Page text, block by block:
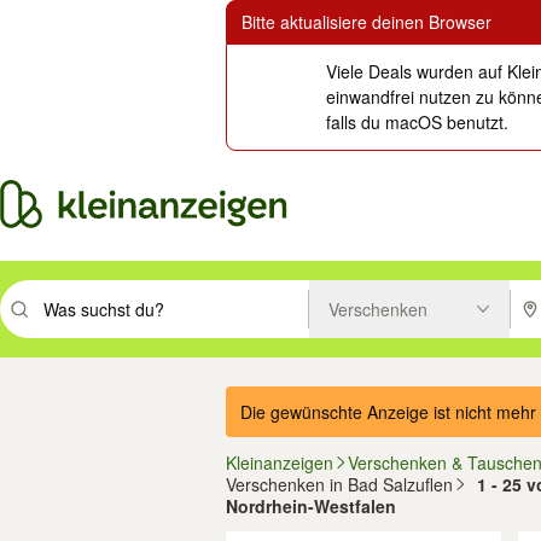
Bitte aktualisiere deinen Browser
Viele Deals wurden auf
einwandfrei nutzen zu
falls du macOS benutzt.
Suchbegriff eingeben. Eingabetaste drücken um zu suchen, oder
Verschenken
Die gewünschte Anzeige ist nicht
Kleinanzeigen
Verschenken & Tauschen
Verschenken in Bad Salzuflen
1 - 25
Nordrhein-Westfalen